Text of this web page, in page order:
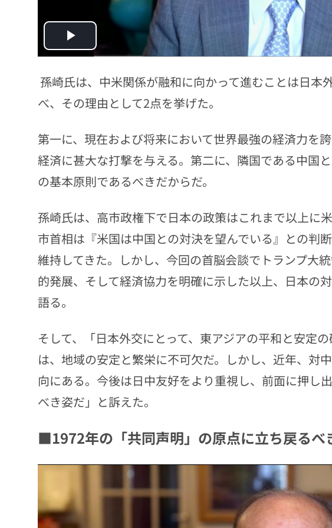
Play
Video
孫崎氏は、中米関係が融和に向かって進むことは日本
べ、その理由として2点を挙げた。
第一に、現在および将来において世界最強の経済力を
経済に甚大な打撃を与える。第二に、隣国である中国
の基本原則であるべきだからだ。
孫崎氏は、高市政権下で日本の政策はこれまで以上に
市首相は『米国は中国との対決を望んでいる』との判
維持してきた。しかし、今回の首脳会談でトランプ大
的発展、そして経済協力を明確に示した以上、日本の
語る。
そして、「日本外交にとって、東アジアの平和と安定
は、地域の安定と繁栄に不可欠だ。しかし、近年、対
向にある。今後は日中友好をより重視し、前面に押し
べき姿だ」と訴えた。
■1972年の「共同声明」の原点に立ち戻るべ